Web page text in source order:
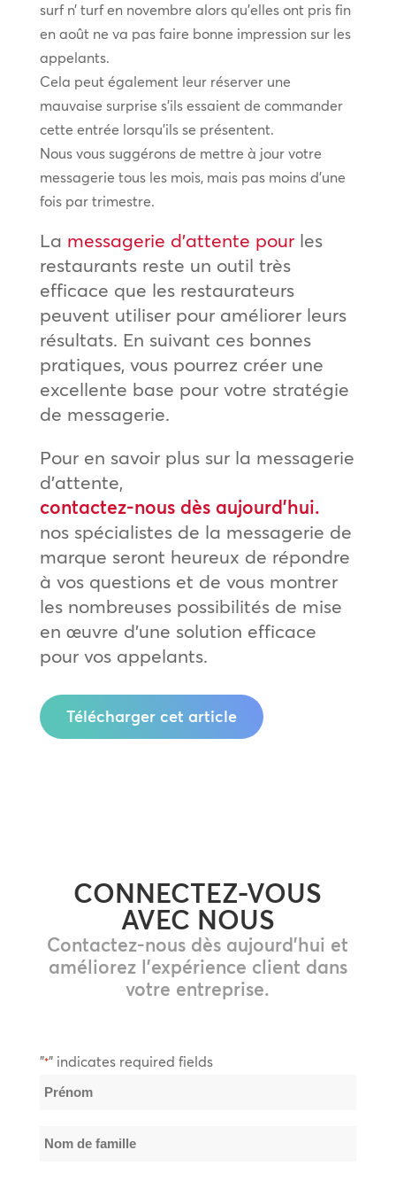
surf n’ turf en novembre alors qu’elles ont pris fin
en août ne va pas faire bonne impression sur les
appelants.
Cela peut également leur réserver une
mauvaise surprise s’ils essaient de commander
cette entrée lorsqu’ils se présentent.
Nous vous suggérons de mettre à jour votre
messagerie tous les mois, mais pas moins d’une
fois par trimestre.
La messagerie d’attente pourles
restaurants reste un outil très
efficace que les restaurateurs
peuvent utiliser pour améliorer leurs
résultats. En suivant ces bonnes
pratiques, vous pourrez créer une
excellente base pour votre stratégie
de messagerie.
Pour en savoir plus sur la messagerie
d’attente,
contactez-nous dès aujourd’hui.
nos spécialistes de la messagerie de
marque seront heureux de répondre
à vos questions et de vous montrer
les nombreuses possibilités de mise
en œuvre d’une solution efficace
pour vos appelants.
Télécharger cet article
CONNECTEZ-VOUS
AVEC NOUS
Contactez-nous dès aujourd'hui et
améliorez l'expérience client dans
votre entreprise.
"*" indicates required fields
Nom
Prénom